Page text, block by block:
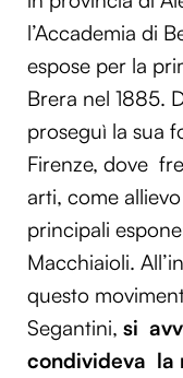
l’Accademia di
espose per la
Brera nel 1885.
proseguì la sua
Firenze, dove
arti, come
principali
Macchiaioli.
questo
Segantini, si
condivideva la